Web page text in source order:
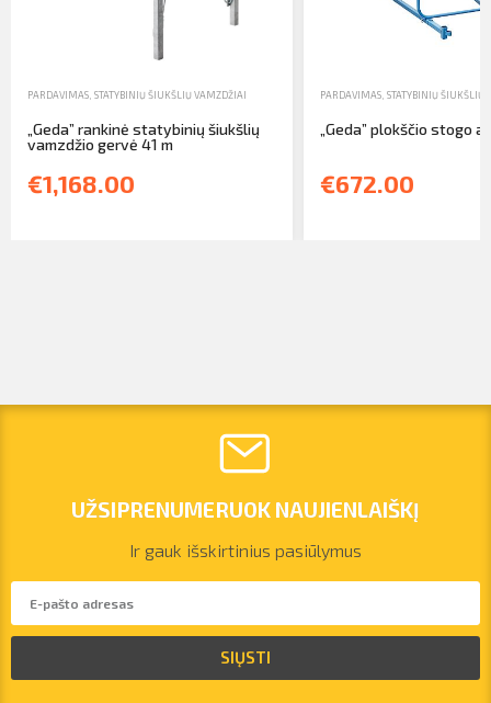
vilnius@arsenalrent.com
+37067455935
PARDAVIMAS STATYBINIŲ ŠIUKŠLIŲ VAMZDŽIAI
„Geda” rankinė statybinių šiukšlių
vamzdžio gervė 41 m
€1,168.00
PARDAVIMAS, STATYBINIŲ ŠIUKŠLIŲ
„Geda” plokščio stogo
€672.00
UŽSIPRENUMERUOK NAUJIENLAIŠKĮ
Ir gauk išskirtinius pasiūlymus
SIŲSTI